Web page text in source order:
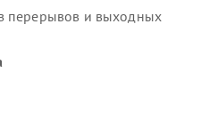
перерывов и выходных